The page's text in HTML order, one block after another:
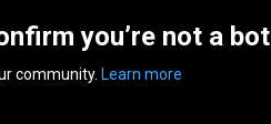
you’re not a bot
community. Learn more